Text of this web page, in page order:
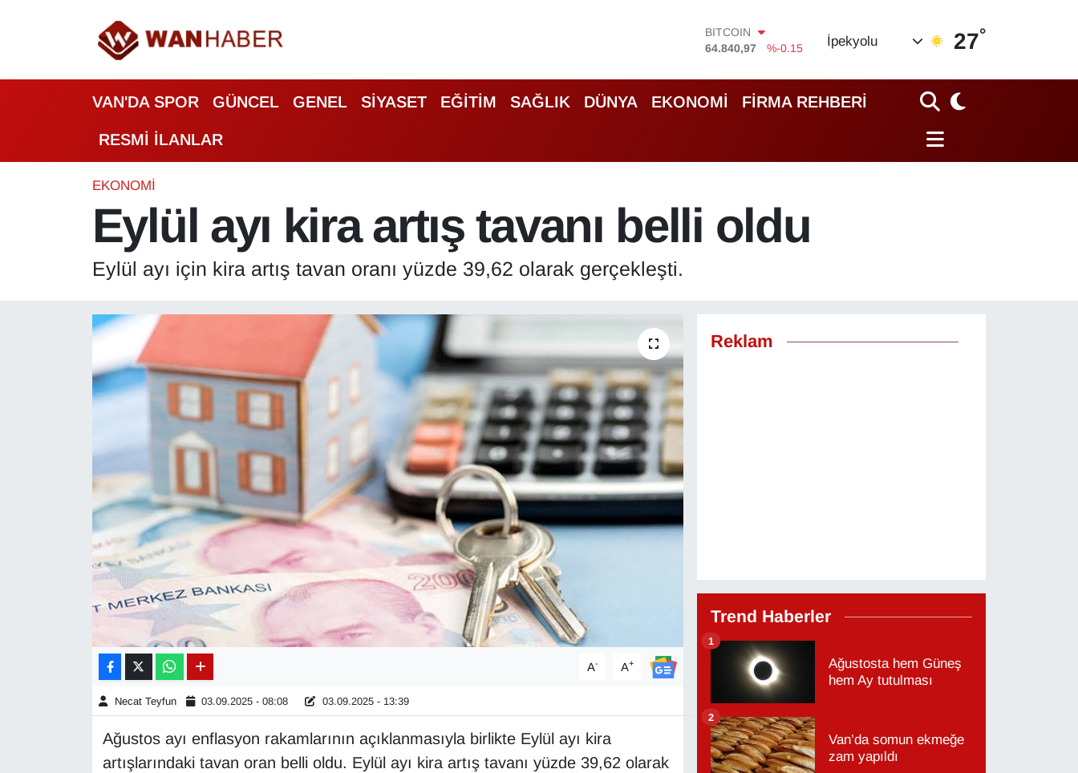
64.840,97
DOLAR
EURO
55,2510
STERLİN
İpekyolu 27°
VAN'DA SPOR GÜNCEL GENEL SİYASET EĞİTİM SAĞLIK DÜNYA EKONOMİ FİRMA REHBERİ
RESMİ İLANLAR
EKONOMİ
Eylül ayı kira artış tavanı belli oldu
Eylül ayı için kira artış tavan oranı yüzde 39,62 olarak gerçekleşti.
A- A+
Necat Teyfun 03.09.2025 - 08:08 03.09.2025 - 13:39
Ağustos ayı enflasyon rakamlarının açıklanmasıyla birlikte Eylül ayı kira
artışlarındaki tavan oran belli oldu. Eylül ayı kira artış tavanı yüzde 39,62 olarak
Reklam
Trend Haberler
Ağustosta hem Güneş
hem Ay tutulması
1
Van’da somun ekmeğe
zam yapıldı
2
ASAYİŞ
BİLİM VE TEKNOLOJİ
Biyografi
Bölge Haberleri
Dernekler, Odalar
EKONOMİ
Eleman
En çok konuşulanlar
Van Nöbetçi Eczaneler
Van Hava Durumu
Van Namaz Vakitleri
Van Trafik Yoğunluk Haritası
Süper Lig Puan Durumu ve Fikstür
Tüm Manşetler